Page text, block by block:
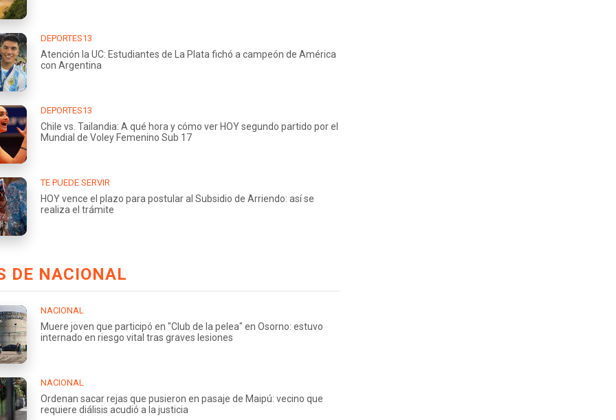
DEPORTES13
Atención la UC: Estudiantes de La Plata fichó a campeón de América
con Argentina
DEPORTES13
Chile vs. Tailandia: A qué hora y cómo ver HOY segundo partido por el
Mundial de Voley Femenino Sub 17
TE PUEDE SERVIR
HOY vence el plazo para postular al Subsidio de Arriendo: así se
realiza el trámite
DE NACIONAL
NACIONAL
Muere joven que participó en "Club de la pelea" en Osorno: estuvo
internado en riesgo vital tras graves lesiones
NACIONAL
Ordenan sacar rejas que pusieron en pasaje de Maipú: vecino que
requiere diálisis acudió a la justicia